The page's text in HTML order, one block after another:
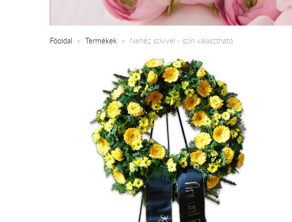
Főoldal Termékek Nehéz szívvel - szín választható